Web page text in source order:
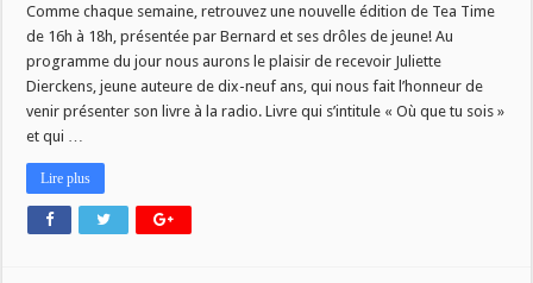
TIME
7
Mars
Comme chaque semaine, retrouvez une nouvelle édition de Tea Time
de 16h à 18h, présentée par Bernard et ses drôles de jeune! Au
programme du jour nous aurons le plaisir de recevoir Juliette
Dierckens, jeune auteure de dix-neuf ans, qui nous fait l’honneur de
venir présenter son livre à la radio. Livre qui s’intitule « Où que tu sois »
et qui …
Lire plus